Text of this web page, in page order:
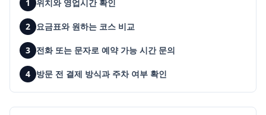
1 위치와 영업시간 확인
2 요금표와 원하는 코스 비교
3 전화 또는 문자로 예약 가능 시간 문의
4 방문 전 결제 방식과 주차 여부 확인